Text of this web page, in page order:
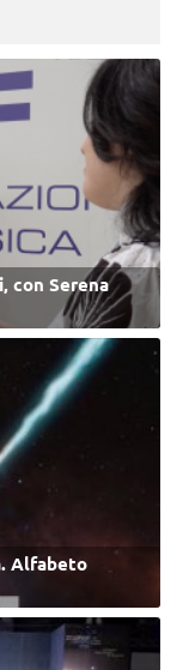
con Serena
Alfabeto